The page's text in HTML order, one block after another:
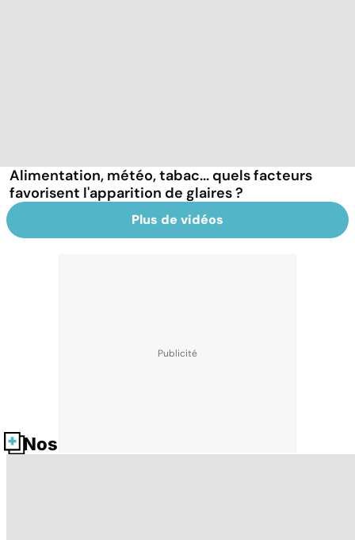
Alimentation, météo, tabac... quels facteurs
favorisent l'apparition de glaires ?
Plus de vidéos
Nos fiches santé